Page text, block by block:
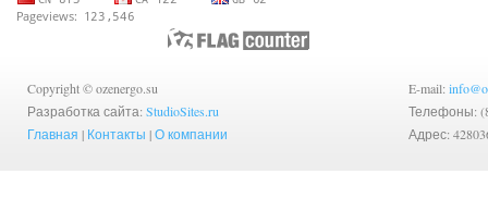
Copyright © ozenergo.su
Разработка сайта: StudioSites.ru
Главная | Контакты |О компании
E-mail:
Телефоны:
Адрес: